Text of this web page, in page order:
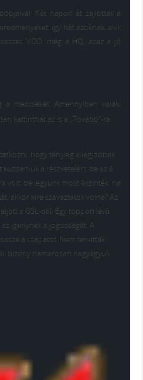
Két napon át zajlottak a
így hát azoknak, akik
VOD, még a HQ, azaz a jó
meccseket. Amennyiben valaki
kattinthat az is a „Tovább”-ra.
hogy tényleg a legjobbak
a részvételért, de az ő
volt, de legyünk most őszinték: ha
akkor kire szavaztatok volna? Az
a GSL-ből. Egy toppon lévő
igénynek a jogosságát. A
a csapatot. Nem tehették
bizony hamarosan nagyágyúk